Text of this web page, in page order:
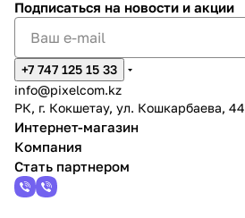
Подписаться на новости и акции
+7 747 125 15 33
info@pixelcom.kz
РК, г. Кокшетау, ул. Кошкарбаева, 44
Интернет-магазин
Компания
Стать партнером